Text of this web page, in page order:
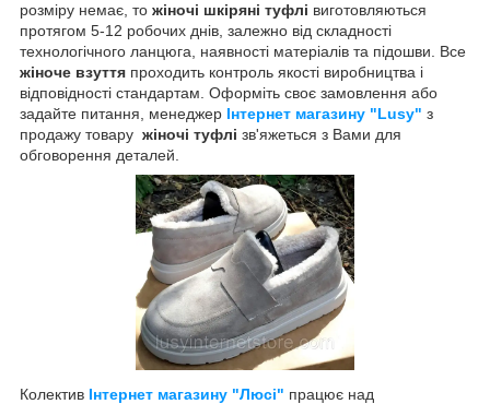
розміру немає, то жіночі шкіряні туфлі виготовляються
протягом 5-12 робочих днів, залежно від складності
технологічного ланцюга, наявності матеріалів та підошви. Все
жіноче взуття проходить контроль якості виробництва і
відповідності стандартам. Оформіть своє замовлення або
задайте питання, менеджер Інтернет магазину "Lusy" з
продажу товару жіночі туфлі зв'яжеться з Вами для
обговорення деталей.
Колектив Інтернет магазину "Люсі" працює над